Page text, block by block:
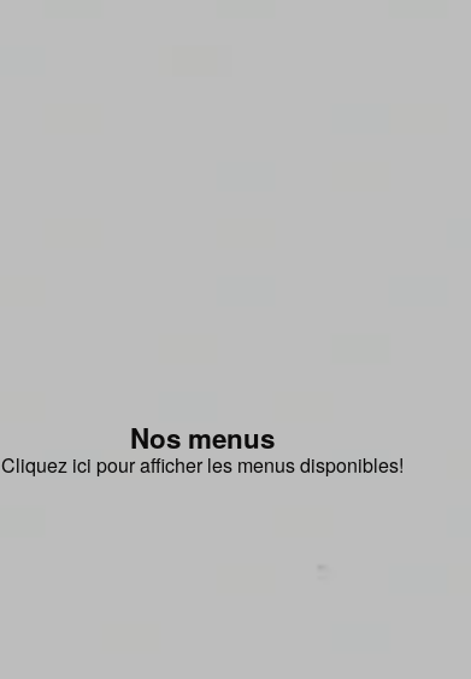
Nos menus
Cliquez ici pour afficher les menus disponibles!